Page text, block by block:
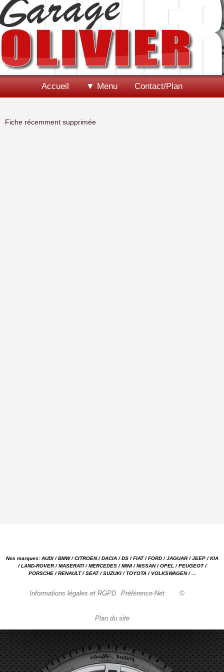
Accueil ▼ Menu Contact/Plan
Fiche récemment supprimée
Nos marques: AUDI / BMW / CITROEN / DACIA / DS / FIAT / FORD / JAGUAR / JEEP / KIA
/ LAND-ROVER / MASERATI / MERCEDES / MINI / NISSAN / OPEL / PEUGEOT /
PORSCHE / RENAULT / SEAT / SUZUKI / TOYOTA / VOLKSWAGEN / ...
Informations légales et RGPD Préférence-Net ©
Plan du site
Garage automobile Reparation, entretien, carrosserie, concessionnaire Loire 42